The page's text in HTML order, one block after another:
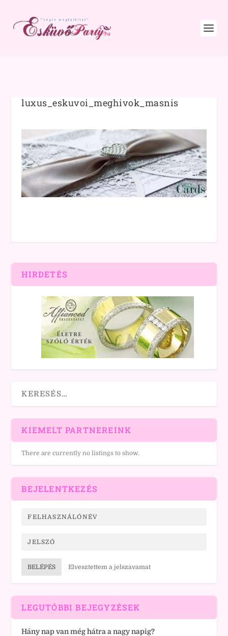
luxus_eskuvoi_meghivok_masnis
HIRDETÉS
KIEMELT PARTNEREINK
There are currently no listings to show.
BEJELENTKEZÉS
BELÉPÉS Elvesztettem a jelszavamat
LEGUTÓBBI BEJEGYZÉSEK
Hány nap van még hátra a nagy napig?